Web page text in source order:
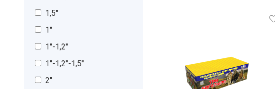
1,5"
1"
1"-1,2"
1"-1,2"-1,5"
2"